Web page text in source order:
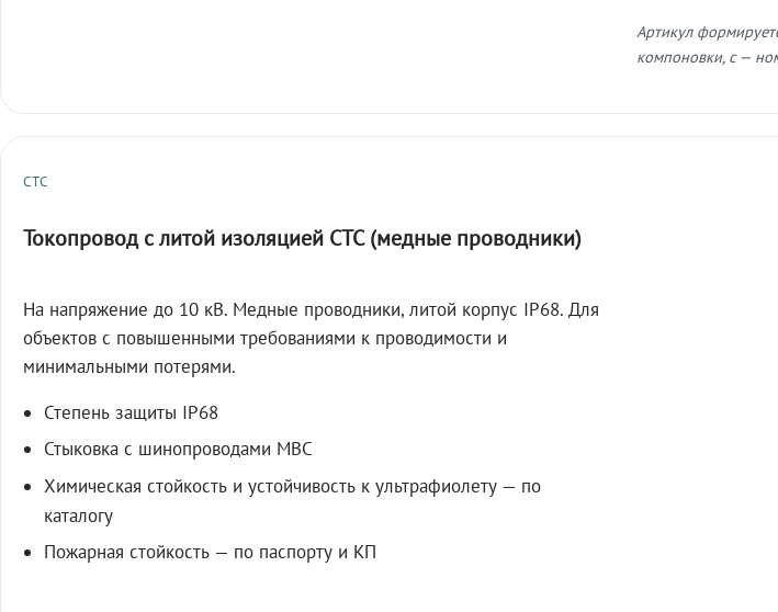
Артикул
компоновки, c —
СТС
Токопровод с литой изоляцией СТС (медные проводники)
На напряжение до 10 кВ. Медные проводники, литой корпус IP68. Для
объектов с повышенными требованиями к проводимости и
минимальными потерями.
Степень защиты IP68
Стыковка с шинопроводами МВС
Химическая стойкость и устойчивость к ультрафиолету — по
каталогу
Пожарная стойкость — по паспорту и КП